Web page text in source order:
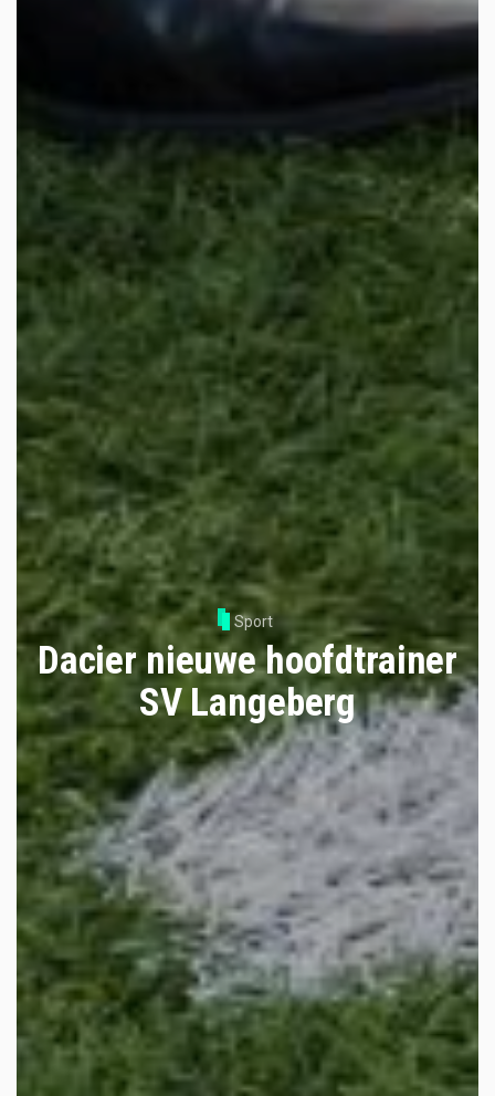
Sport
Dacier nieuwe hoofdtrainer
SV Langeberg